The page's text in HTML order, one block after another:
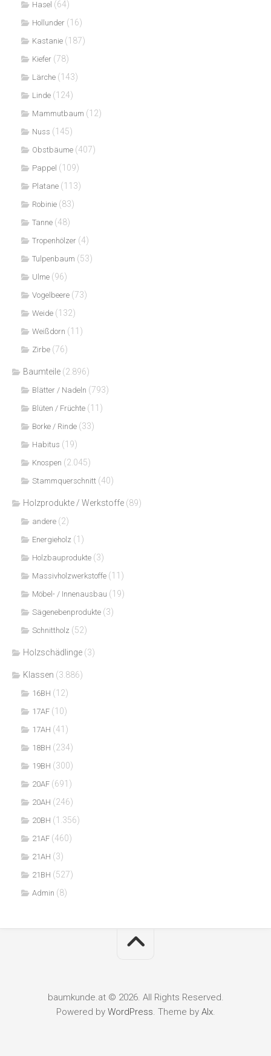
Hasel (64)
Hollunder (16)
Kastanie (187)
Kiefer (78)
Lärche (143)
Linde (124)
Mammutbaum (12)
Nuss (145)
Obstbäume (407)
Pappel (109)
Platane (113)
Robinie (83)
Tanne (48)
Tropenhölzer (4)
Tulpenbaum (53)
Ulme (96)
Vogelbeere (73)
Weide (132)
Weißdorn (11)
Zirbe (76)
Baumteile (2.896)
Blätter / Nadeln (793)
Blüten / Früchte (11)
Borke / Rinde (33)
Habitus (19)
Knospen (2.045)
Stammquerschnitt (40)
Holzprodukte / Werkstoffe (89)
andere (2)
Energieholz (1)
Holzbauprodukte (3)
Massivholzwerkstoffe (11)
Möbel- / Innenausbau (19)
Sägenebenprodukte (3)
Schnittholz (52)
Holzschädlinge (3)
Klassen (3.886)
16BH (12)
17AF (10)
17AH (41)
18BH (234)
19BH (300)
20AF (691)
20AH (246)
20BH (1.356)
21AF (460)
21AH (3)
21BH (527)
Admin (8)
baumkunde.at © 2026. All Rights Reserved.
Powered by WordPress. Theme by Alx.